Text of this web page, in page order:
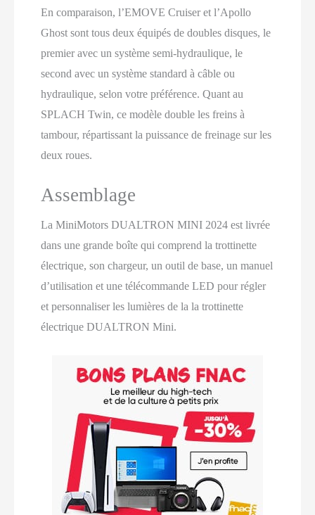
En comparaison, l’EMOVE Cruiser et l’Apollo
Ghost sont tous deux équipés de doubles disques, le
premier avec un système semi-hydraulique, le
second avec un système standard à câble ou
hydraulique, selon votre préférence. Quant au
SPLACH Twin, ce modèle double les freins à
tambour, répartissant la puissance de freinage sur les
deux roues.
Assemblage
La MiniMotors DUALTRON MINI 2024 est livrée
dans une grande boîte qui comprend la trottinette
électrique, son chargeur, un outil de base, un manuel
d’utilisation et une télécommande LED pour régler
et personnaliser les lumières de la la trottinette
électrique DUALTRON Mini.